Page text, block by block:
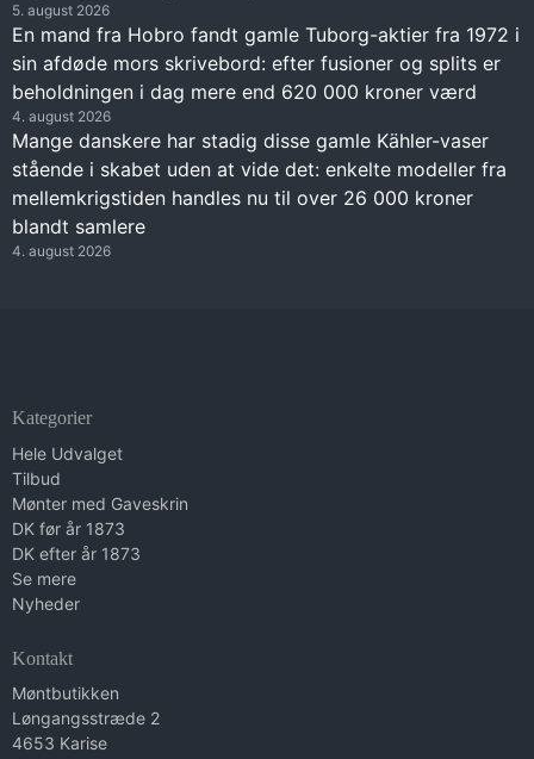
5. august 2026
En mand fra Hobro fandt gamle Tuborg-aktier fra 1972 i
sin afdøde mors skrivebord: efter fusioner og splits er
beholdningen i dag mere end 620 000 kroner værd
4. august 2026
Mange danskere har stadig disse gamle Kähler-vaser
stående i skabet uden at vide det: enkelte modeller fra
mellemkrigstiden handles nu til over 26 000 kroner
blandt samlere
4. august 2026
Kategorier
Hele Udvalget
Tilbud
Mønter med Gaveskrin
DK før år 1873
DK efter år 1873
Se mere
Nyheder
Kontakt
Møntbutikken
Løngangsstræde 2
4653 Karise